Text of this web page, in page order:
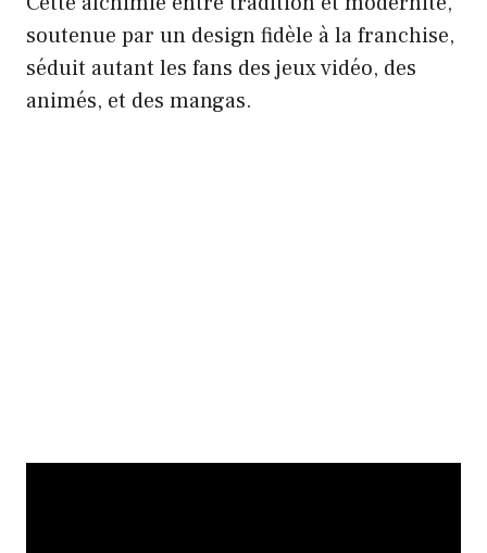
soutenue par un design fidèle à la franchise,
séduit autant les fans des jeux vidéo, des
animés, et des mangas.